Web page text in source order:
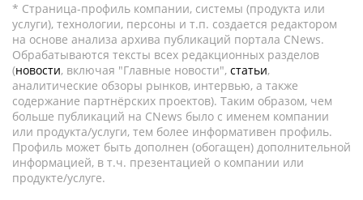
* Страница-профиль компании, системы (продукта или
услуги), технологии, персоны и т.п. создается редактором
на основе анализа архива публикаций портала CNews.
Обрабатываются тексты всех редакционных разделов
(новости, включая "Главные новости", статьи,
аналитические обзоры рынков, интервью, а также
содержание партнёрских проектов). Таким образом, чем
больше публикаций на CNews было с именем компании
или продукта/услуги, тем более информативен профиль.
Профиль может быть дополнен (обогащен) дополнительной
информацией, в т.ч. презентацией о компании или
продукте/услуге.